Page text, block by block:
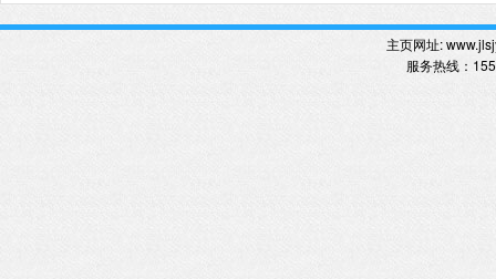
主页网址:
服务热线 ：